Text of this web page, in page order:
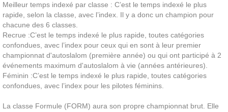
Meilleur temps indexé par classe : C’est le temps indexé le plus
rapide, selon la classe, avec l’index. Il y a donc un champion pour
chacune des 6 classes.
Recrue :C’est le temps indexé le plus rapide, toutes catégories
confondues, avec l’index pour ceux qui en sont à leur premier
championnat d'autoslalom (première année) ou qui ont participé à 2
événements maximum d'autoslalom à vie (années antérieures).
Féminin :C’est le temps indexé le plus rapide, toutes catégories
confondues, avec l’index pour les pilotes féminins.
La classe Formule (FORM) aura son propre championnat brut. Elle